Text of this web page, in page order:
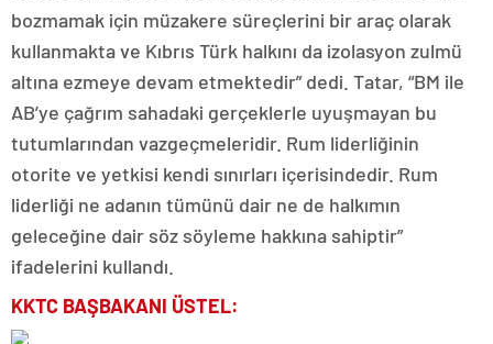
bozmamak için müzakere süreçlerini bir araç olarak
kullanmakta ve Kıbrıs Türk halkını da izolasyon zulmü
altına ezmeye devam etmektedir” dedi. Tatar, “BM ile
AB’ye çağrım sahadaki gerçeklerle uyuşmayan bu
tutumlarından vazgeçmeleridir. Rum liderliğinin
otorite ve yetkisi kendi sınırları içerisindedir. Rum
liderliği ne adanın tümünü dair ne de halkımın
geleceğine dair söz söyleme hakkına sahiptir”
ifadelerini kullandı.
KKTC BAŞBAKANI ÜSTEL: